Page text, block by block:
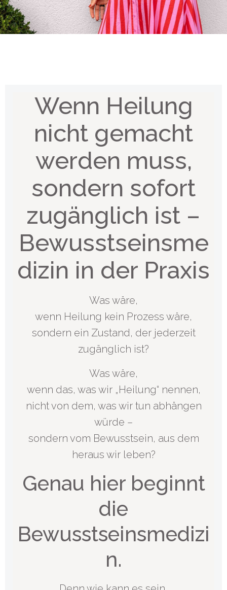
Wenn Heilung
nicht gemacht
werden muss,
sondern sofort
zugänglich ist –
Bewusstseinsme
dizin in der Praxis
Was wäre,
wenn Heilung kein Prozess wäre,
sondern ein Zustand, der jederzeit
zugänglich ist?
Was wäre,
wenn das, was wir „Heilung“ nennen,
nicht von dem, was wir tun abhängen
würde –
sondern vom Bewusstsein, aus dem
heraus wir leben?
Genau hier beginnt
die
Bewusstseinsmedizi
n.